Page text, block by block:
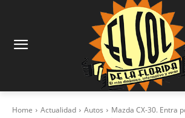
Home Actualidad Autos
Mazda CX-30. Entra